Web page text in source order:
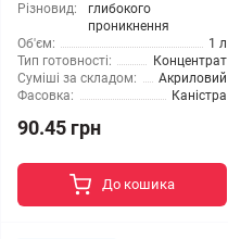
Різновид:
глибокого
проникнення
Об'єм:
1 л
Тип готовності:
Концентрат
Суміші за складом:
Акриловий
Фасовка:
Каністра
90.45 грн
До кошика